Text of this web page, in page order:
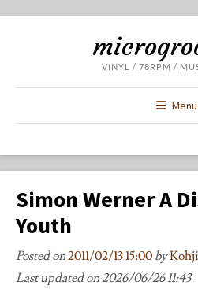
VINYL / 78RPM /
Menu
Simon Werner A
Youth
Posted on2011/02/13 15:00 by
Last updated on2026/06/26 11:43